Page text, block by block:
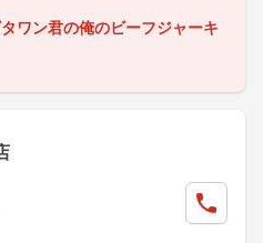
ワン君の俺のビーフジャーキ